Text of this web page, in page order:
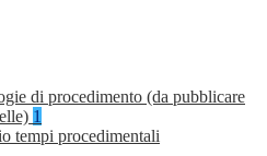
di procedimento (da pubblicare
1
tempi procedimentali